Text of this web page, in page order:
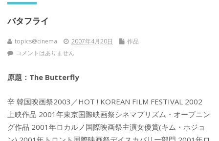
バタフライ
topics@cinema 2007年4月20日
作品
コメントはありません
原題：The Butterfly
辛 韓国映画祭2003／HOT ! KOREAN FILM FESTIVAL 2002
上映作品 2001年東京国際映画祭シネマプリズム・オープニン
グ作品 2001年ロカルノ国際映画祭主演女優賞(キム・ホジョ